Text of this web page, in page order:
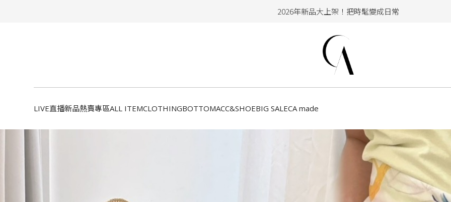
加入會員即享100元購物金
2026年新品大上架！把時髦變成日常
加入會員即享100元購物金
LIVE直播新品熱賣專區ALL ITEMCLOTHINGBOTTOMACC&SHOEBIG SALECA made